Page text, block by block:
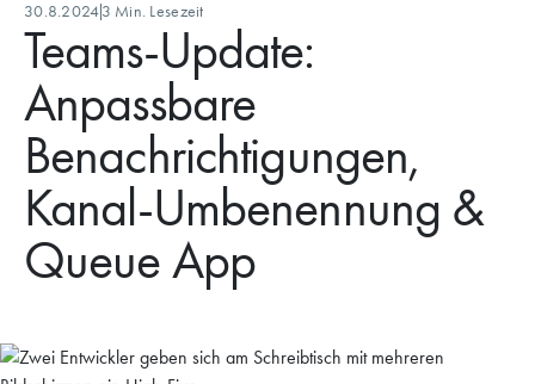
30.8.20243 Min. Lesezeit
Teams-Update:
Anpassbare
Benachrichtigungen,
Kanal-Umbenennung &
Queue App